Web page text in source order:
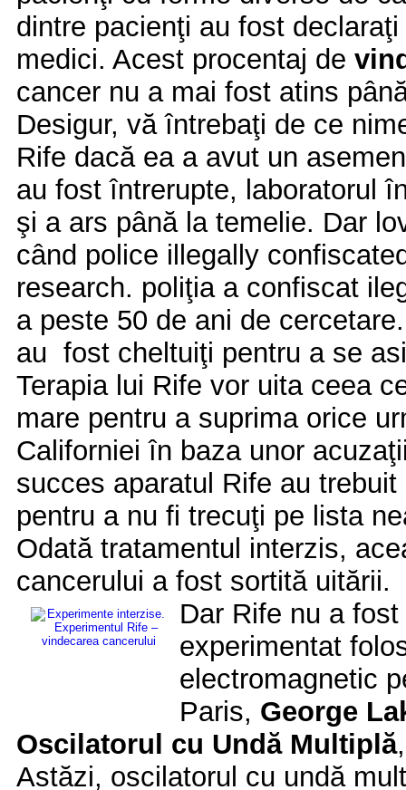
dintre pacienţi au fost
medici. Acest procentaj de
cancer nu a mai fost atins
Desigur, vă întrebaţi de ce
Rife dacă ea a avut un
au fost întrerupte, laboratorul
şi a ars până la temelie. Dar
când police illegally
research. poliţia a confiscat
a peste 50 de ani de
au fost cheltuiţi pentru a se
Terapia lui Rife vor uita ceea
mare pentru a suprima orice
Californiei în baza unor
succes aparatul Rife au
pentru a nu fi trecuţi pe lista
Odată tratamentul interzis,
cancerului a fost sortită uitării.
Dar Rife nu a
experimentat
electromagnetic
Paris, George
Oscilatorul cu Undă Multiplă
Astăzi, oscilatorul cu undă